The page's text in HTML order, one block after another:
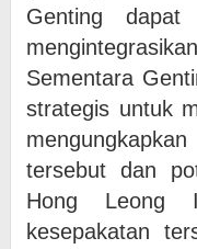
Genting
Sementara
strategis untuk
tersebut dan
Hong Leong
kesepakatan